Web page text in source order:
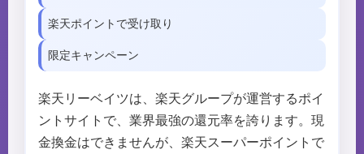
楽天ポイントで受け取り
限定キャンペーン
楽天リーベイツは、楽天グループが運営するポイ
ントサイトで、業界最強の還元率を誇ります。現
金換金はできませんが、楽天スーパーポイントで